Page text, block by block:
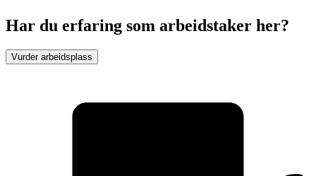
Har du erfaring som arbeidstaker her?
Vurder arbeidsplass